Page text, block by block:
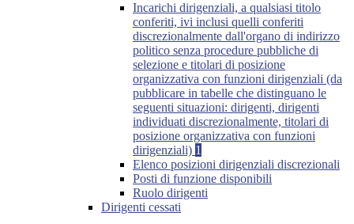
Incarichi dirigenziali, a qualsiasi titolo
conferiti, ivi inclusi quelli conferiti
discrezionalmente dall'organo di indirizzo
politico senza procedure pubbliche di
selezione e titolari di posizione
organizzativa con funzioni dirigenziali (da
pubblicare in tabelle che distinguano le
seguenti situazioni: dirigenti, dirigenti
individuati discrezionalmente, titolari di
posizione organizzativa con funzioni
dirigenziali) 1
Elenco posizioni dirigenziali discrezionali
Posti di funzione disponibili
Ruolo dirigenti
Dirigenti cessati